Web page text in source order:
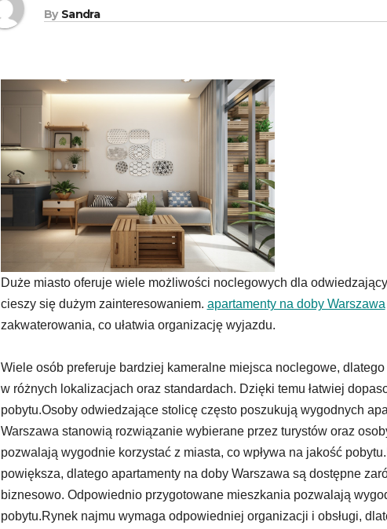
By Sandra
Duże miasto oferuje wiele możliwości noclegowych dla
cieszy się dużym zainteresowaniem. apartamenty na doby Warszawa
zakwaterowania, co ułatwia organizację wyjazdu.
Wiele osób preferuje bardziej kameralne miejsca noclegowe,
w różnych lokalizacjach oraz standardach. Dzięki temu łatwiej
pobytu.Osoby odwiedzające stolicę często poszukują wygodnych
Warszawa stanowią rozwiązanie wybierane przez turystów oraz
pozwalają wygodnie korzystać z miasta, co wpływa na jakość
powiększa, dlatego apartamenty na doby Warszawa są dostępne
biznesowo. Odpowiednio przygotowane mieszkania pozwalają
pobytu.Rynek najmu wymaga odpowiedniej organizacji i obsługi,